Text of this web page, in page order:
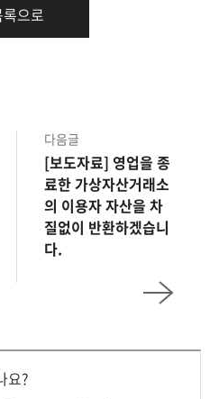
록으로
다음글
[보도자료] 영업을 종
료한 가상자산거래소
의 이용자 자산을 차
질없이 반환하겠습니
다.
요?